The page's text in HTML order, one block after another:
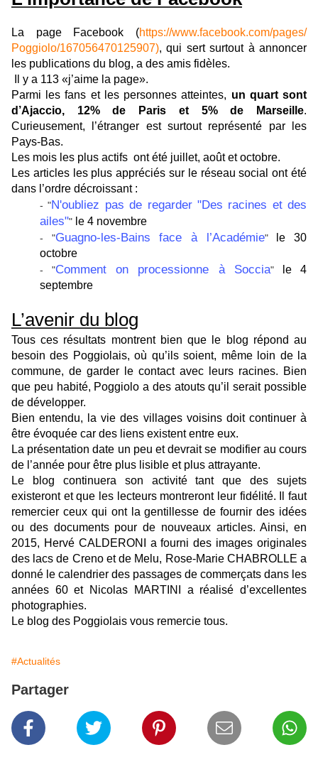
La page Facebook (https://www.facebook.com/pages/
Poggiolo/167056470125907), qui sert surtout à annoncer
les publications du blog, a des amis fidèles.
Il y a 113 «j’aime la page».
Parmi les fans et les personnes atteintes, un quart sont
d’Ajaccio, 12% de Paris et 5% de Marseille.
Curieusement, l’étranger est surtout représenté par les
Pays-Bas.
Les mois les plus actifs ont été juillet, août et octobre.
Les articles les plus appréciés sur le réseau social ont été
dans l’ordre décroissant :
- "N'oubliez pas de regarder "Des racines et des
ailes"" le 4 novembre
- "Guagno-les-Bains face à l’Académie"le 30
octobre
- "Comment on processionne à Soccia"le 4
septembre
L’avenir du blog
Tous ces résultats montrent bien que le blog répond au
besoin des Poggiolais, où qu’ils soient, même loin de la
commune, de garder le contact avec leurs racines. Bien
que peu habité, Poggiolo a des atouts qu’il serait possible
de développer.
Bien entendu, la vie des villages voisins doit continuer à
être évoquée car des liens existent entre eux.
La présentation date un peu et devrait se modifier au cours
de l’année pour être plus lisible et plus attrayante.
Le blog continuera son activité tant que des sujets
existeront et que les lecteurs montreront leur fidélité. Il faut
remercier ceux qui ont la gentillesse de fournir des idées
ou des documents pour de nouveaux articles. Ainsi, en
2015, Hervé CALDERONI a fourni des images originales
des lacs de Creno et de Melu, Rose-Marie CHABROLLE a
donné le calendrier des passages de commerçats dans les
années 60 et Nicolas MARTINI a réalisé d’excellentes
photographies.
Le blog des Poggiolais vous remercie tous.
#Actualités
Partager